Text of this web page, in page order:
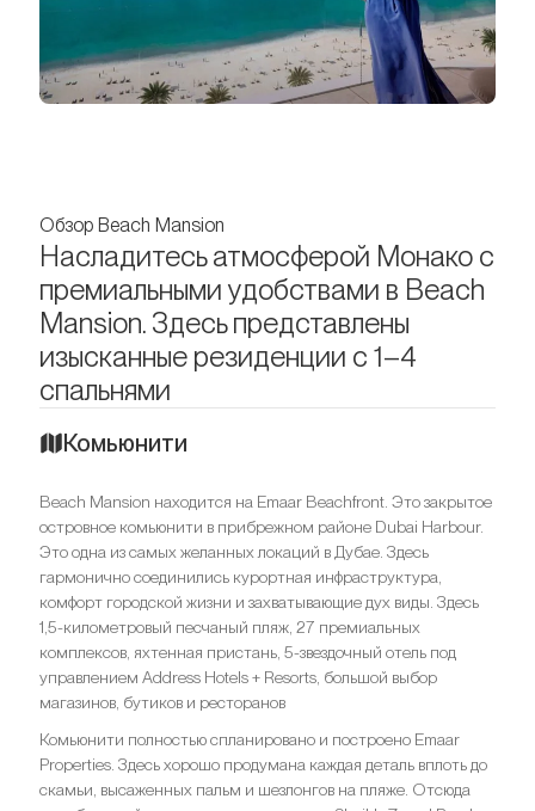
Обзор Beach Mansion
Насладитесь атмосферой Монако с
премиальными удобствами в Beach
Mansion. Здесь представлены
изысканные резиденции с 1–4
спальнями
Комьюнити
Beach Mansion находится на Emaar Beachfront. Это закрытое
островное комьюнити в прибрежном районе Dubai Harbour.
Это одна из самых желанных локаций в Дубае. Здесь
гармонично соединились курортная инфраструктура,
комфорт городской жизни и захватывающие дух виды. Здесь
1,5-километровый песчаный пляж, 27 премиальных
комплексов, яхтенная пристань, 5-звездочный отель под
управлением Address Hotels + Resorts, большой выбор
магазинов, бутиков и ресторанов
Комьюнити полностью спланировано и построено Emaar
Properties. Здесь хорошо продумана каждая деталь вплоть до
скамьи, высаженных пальм и шезлонгов на пляже. Отсюда